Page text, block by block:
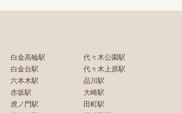
白金高輪駅
白金台駅
六本木駅
赤坂駅
虎ノ門駅
代々木公園駅
代々木上原駅
品川駅
大崎駅
田町駅